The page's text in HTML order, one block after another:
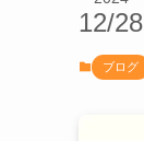
12/28
ブログ